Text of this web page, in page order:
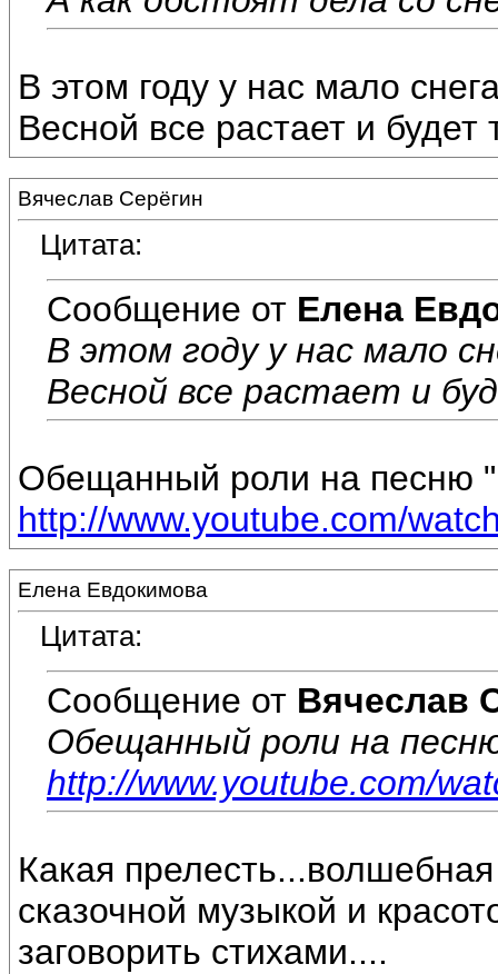
В этом году у нас мало
Весной все растает и
Вячеслав Серёгин
Цитата:
Сообщение от Елена
В этом году у нас мало
Весной все растает и
Обещанный роли на песню
http://www.youtube.com/
Елена Евдокимова
Цитата:
Сообщение от Вячеслав
Обещанный роли на
http://www.youtube.com/
Какая
сказочной музыкой и
заговорить стихами....